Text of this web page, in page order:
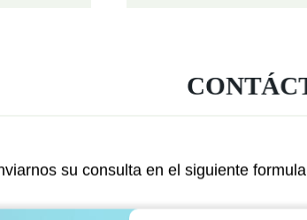
su consulta en el siguiente